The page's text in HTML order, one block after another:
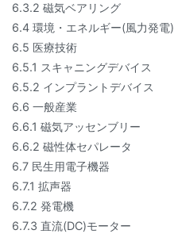
6.3.2 磁気ベアリング
6.4 環境・エネルギー(風力発電)
6.5 医療技術
6.5.1 スキャニングデバイス
6.5.2 インプラントデバイス
6.6 一般産業
6.6.1 磁気アッセンブリー
6.6.2 磁性体セパレータ
6.7 民生用電子機器
6.7.1 拡声器
6.7.2 発電機
6.7.3 直流(DC)モーター